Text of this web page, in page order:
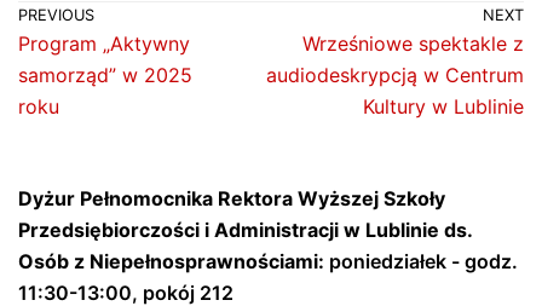
PREVIOUS
Program „Aktywny
samorząd” w 2025
roku
NEXT
Wrześniowe spektakle z
audiodeskrypcją w Centrum
Kultury w Lublinie
Dyżur Pełnomocnika Rektora Wyższej Szkoły
Przedsiębiorczości i Administracji w Lublinie ds.
Osób z Niepełnosprawnościami: poniedziałek - godz.
11:30-13:00, pokój 212